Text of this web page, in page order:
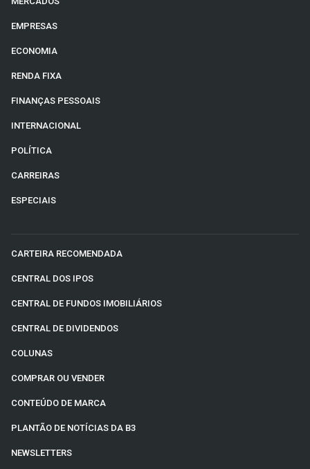
EMPRESAS
ECONOMIA
RENDA FIXA
FINANÇAS PESSOAIS
INTERNACIONAL
POLÍTICA
CARREIRAS
ESPECIAIS
CARTEIRA RECOMENDADA
CENTRAL DOS IPOS
CENTRAL DE FUNDOS IMOBILIÁRIOS
CENTRAL DE DIVIDENDOS
COLUNAS
COMPRAR OU VENDER
CONTEÚDO DE MARCA
PLANTÃO DE NOTÍCIAS DA B3
NEWSLETTERS